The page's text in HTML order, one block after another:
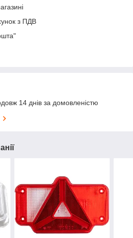
з ПДВ
14 днів за домовленістю